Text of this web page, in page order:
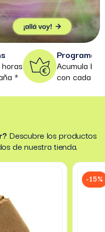
*
Programa
Acumula
con cada
Descubre los productos
de nuestra tienda.
-15%